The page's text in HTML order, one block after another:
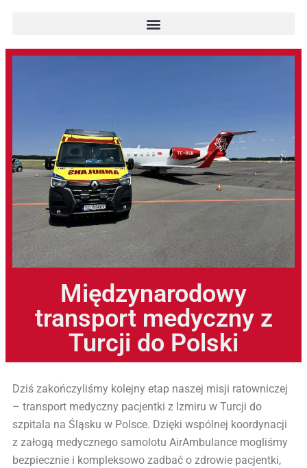
Międzynarodowy
transport medyczny z
Turcji do Polski
Dziś zakończyliśmy kolejny etap naszej misji ratowniczej
– transport medyczny pacjentki z Izmiru w Turcji do
szpitala na Śląsku w Polsce. Dzięki wspólnej koordynacji
z załogą medycznego samolotu AirAmbulance mogliśmy
bezpiecznie i kompleksowo zadbać o zdrowie pacjentki,